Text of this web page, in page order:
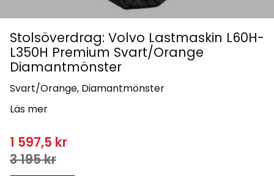
Stolsöverdrag: Volvo Lastmaskin L60H-
L350H Premium Svart/Orange
Diamantmönster
Svart/Orange, Diamantmönster
Läs mer
Nedsatt pris:
1 597,5 kr
Ordinarie pris:
3 195kr